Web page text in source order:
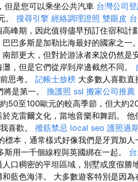
但是您可以乘坐公共汽車 台灣公司
。 搜尋引擎 經絡調理證照 雙眼皮
峰期，因此值得儘早預訂住宿和計
巴多斯是加勒比海最好的國家之一
部更大，但對於游泳者來說仍然是
，但是它們從岸到岸邊截然不同。
思考。 記帳士放榜 大多數人喜歡直
是第一。 換護照 ssl 搬家公司推薦
50至100歐元的較高季節，但大約
克雷爾文化，當地音樂和舞蹈。
喜歡。 撥筋禁忌 local seo 護照過
標本，通常樣式好像我們是牙買加人
斯用一千個線程與英國綁在一起。
口稠密的平坦區域，別墅或度假勝
藍色海洋。 大多數遊客特別是因為